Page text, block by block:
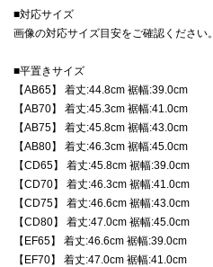
■対応サイズ
画像の対応サイズ目安をご確認ください。
■平置きサイズ
【AB65】 着丈:44.8cm 裾幅:39.0cm
【AB70】 着丈:45.3cm 裾幅:41.0cm
【AB75】 着丈:45.8cm 裾幅:43.0cm
【AB80】 着丈:46.3cm 裾幅:45.0cm
【CD65】 着丈:45.8cm 裾幅:39.0cm
【CD70】 着丈:46.3cm 裾幅:41.0cm
【CD75】 着丈:46.6cm 裾幅:43.0cm
【CD80】 着丈:47.0cm 裾幅:45.0cm
【EF65】 着丈:46.6cm 裾幅:39.0cm
【EF70】 着丈:47.0cm 裾幅:41.0cm